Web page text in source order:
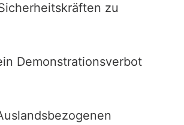
zu
Demonstrationsverbot